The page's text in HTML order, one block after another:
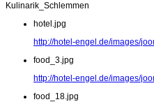
Kulinarik_Schlemmen
hotel.jpg
http://hotel-engel.de/images/
food_3.jpg
http://hotel-engel.de/images/
food_18.jpg